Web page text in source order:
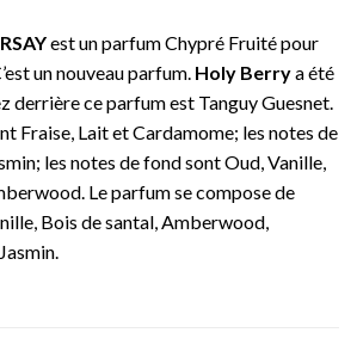
est un parfum Chypré Fruité pour
un nouveau parfum. Holy Berrya été
derrière ce parfum est Tanguy Guesnet.
Fraise, Lait et Cardamome; les notes de
les notes de fond sont Oud, Vanille,
Le parfum se compose de
Bois de santal, Amberwood,